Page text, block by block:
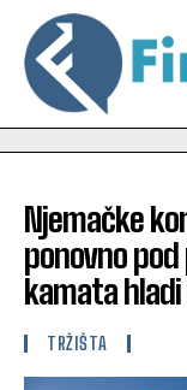
Njemačke
ponovno
kamata
TRŽIŠTA